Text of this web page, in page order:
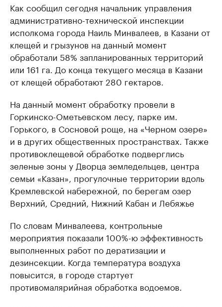
Как сообщил сегодня начальник управления
административно-технической инспекции
исполкома города Наиль Минвалеев, в Казани от
клещей и грызунов на данный момент
обработали 58% запланированных территорий
или 161 га. До конца текущего месяца в Казани
от клещей обработают 280 гектаров.
На данный момент обработку провели в
Горкинско-Ометьевском лесу, парке им.
Горького, в Сосновой роще, на «Черном озере»
и в других общественных пространствах. Также
противоклещевой обработке подверглись
зеленые зоны у Дворца земледельцев, центра
семьи «Казан», прогулочные территории вдоль
Кремлевской набережной, по берегам озер
Верхний, Средний, Нижний Кабан и Лебяжье
По словам Минвалеева, контрольные
мероприятия показали 100%-ю эффективность
выполненных работ по дератизации и
дезинсекции. Когда температура воздуха
повысится, в городе стартует
противомалярийная обработка водоемов.